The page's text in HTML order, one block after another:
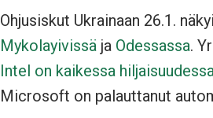
Ohjusiskut Ukrainaan 26.1.
Mykolayivissä ja Odessassa.
Intel on kaikessa
Microsoft on palauttanut